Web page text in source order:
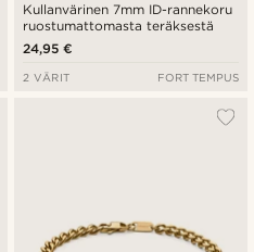
Kullanvärinen 7mm ID-rannekoru
ruostumattomasta teräksestä
24,95 €
2 VÄRIT FORT TEMPUS